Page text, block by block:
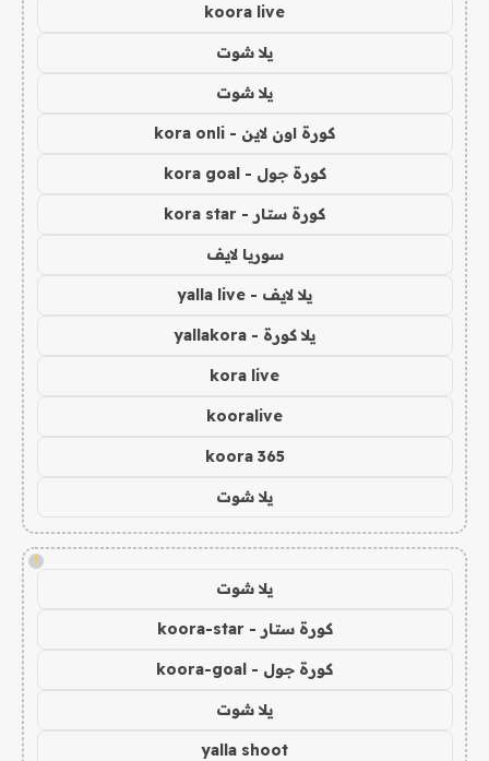
koora live
يلا شوت
يلا شوت
كورة اون لاين - kora onli
كورة جول - kora goal
كورة ستار - kora star
سوريا لايف
يلا لايف - yalla live
يلا كورة - yallakora
kora live
kooralive
koora 365
يلا شوت
!
يلا شوت
كورة ستار - koora-star
كورة جول - koora-goal
يلا شوت
yalla shoot